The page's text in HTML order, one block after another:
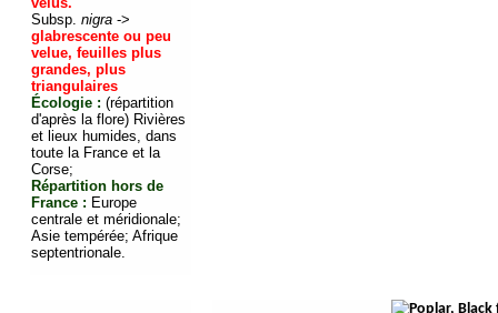
Subsp.nigra ->
glabrescente ou peu
velue, feuilles plus
grandes, plus
triangulaires
Écologie :(répartition
d'après la flore) Rivières
et lieux humides, dans
toute la France et la
Corse;
Répartition hors de
France : Europe
centrale et méridionale;
Asie tempérée; Afrique
septentrionale.